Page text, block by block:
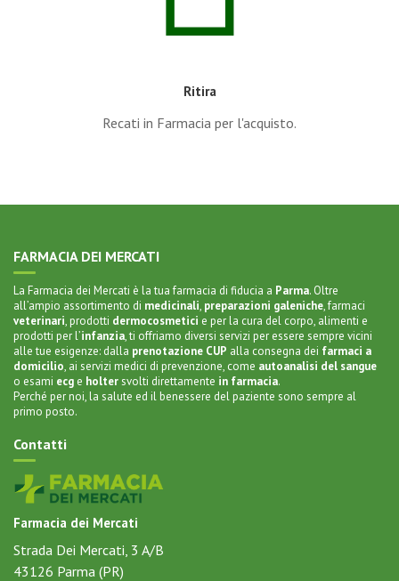
Ritira
Recati in Farmacia per l'acquisto.
FARMACIA DEI MERCATI
La Farmacia dei Mercati è la tua farmacia di fiducia a Parma. Oltre
all’ampio assortimento di medicinali, preparazioni galeniche,farmaci
veterinari,prodotti dermocosmetici e per la cura del corpo, alimenti e
prodotti per l’infanzia, ti offriamo diversi servizi per essere sempre vicini
alle tue esigenze: dalla prenotazione CUP alla consegna dei farmaci a
domicilio, ai servizi medici di prevenzione, come autoanalisi del sangue
o esami ecg e holtersvolti direttamente in farmacia.
Perché per noi, la salute ed il benessere del paziente sono sempre al
primo posto.
Contatti
Farmacia dei Mercati
Strada Dei Mercati, 3 A/B
43126 Parma (PR)